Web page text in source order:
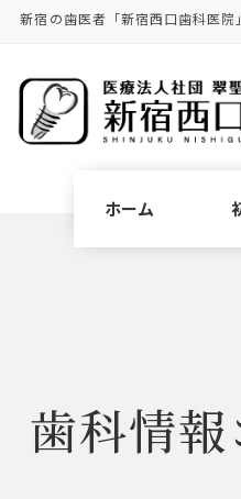
新宿の歯医者「新宿西口歯科医
ホーム
歯科情報